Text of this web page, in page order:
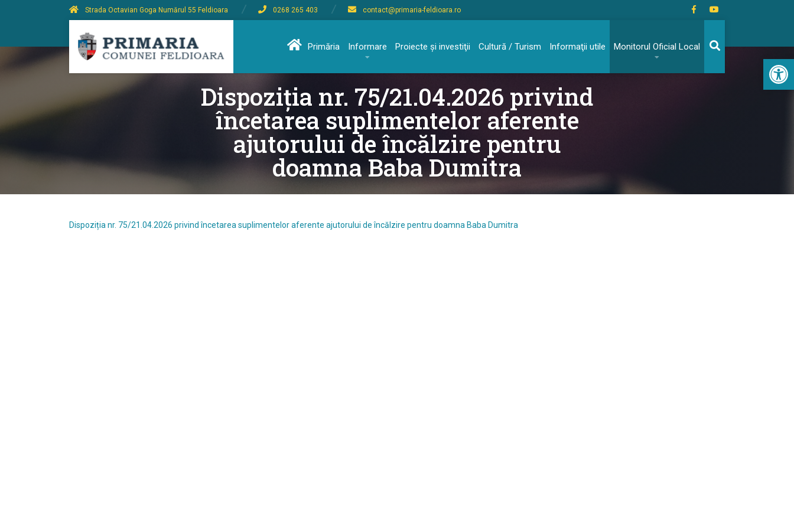
Strada Octavian Goga Numărul 55 Feldioara 0268 265 403 contact@primaria-feldioara.ro
Primăria Informare Proiecte şi investiţii Cultură / Turism Informaţii utile Monitorul Oficial Local
Dispoziția nr. 75/21.04.2026 privind
încetarea suplimentelor aferente
ajutorului de încălzire pentru
doamna Baba Dumitra
Dispoziția nr. 75/21.04.2026 privind încetarea suplimentelor aferente ajutorului de încălzire pentru doamna Baba Dumitra